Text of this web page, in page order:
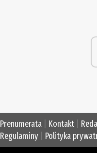
Prenumerata Kontakt
Regulaminy
Polityka